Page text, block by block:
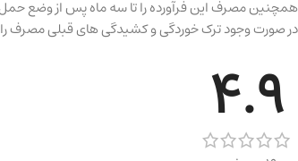
همچنین مصرف این فرآورده را تا سه ماه پس از وضع
در صورت وجود ترک خوردگی و کشیدگی های قبلی مصرف را بلافاصله
4.9